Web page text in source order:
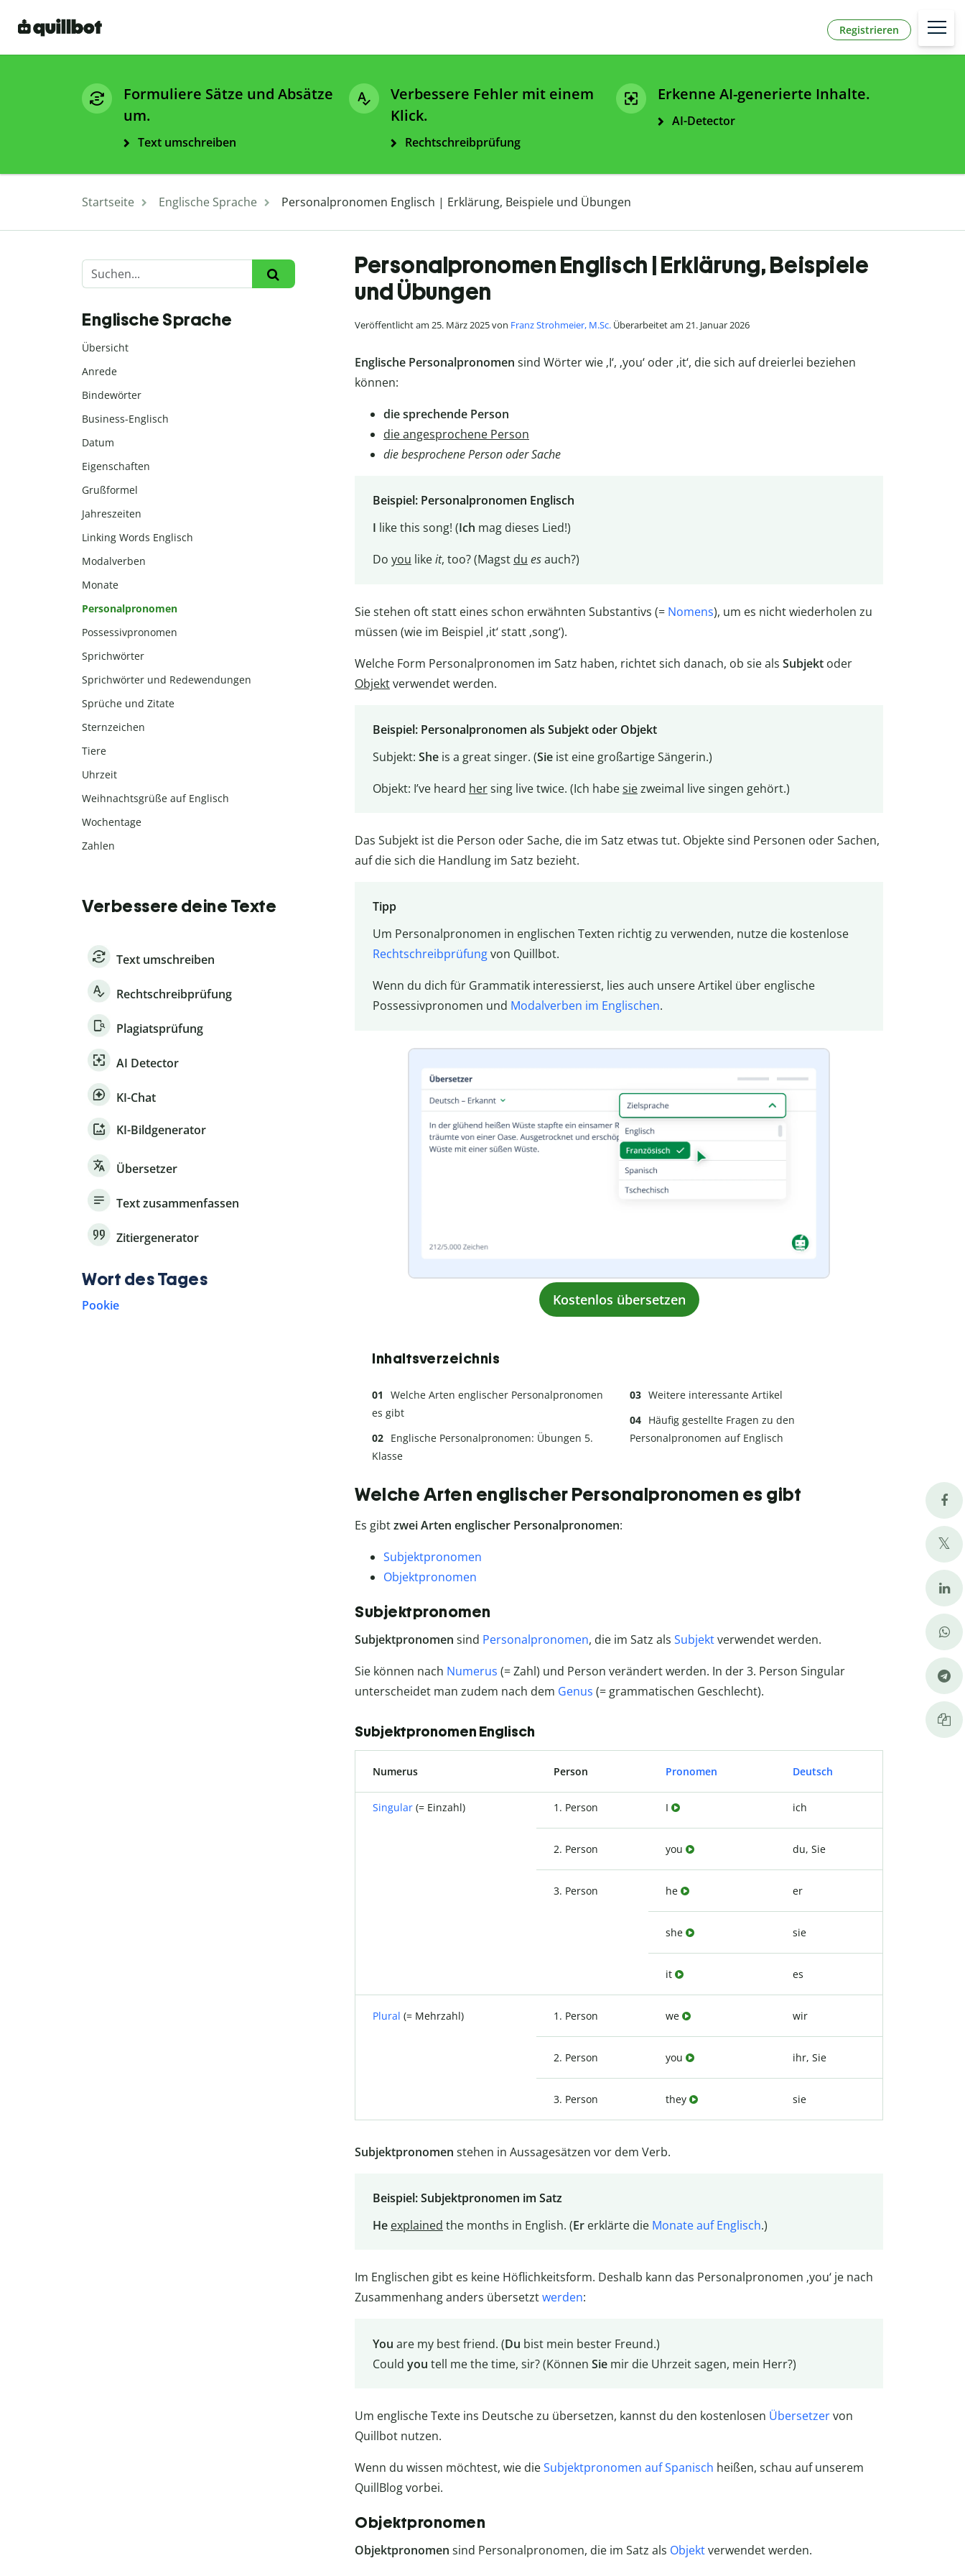
Registrieren
Formuliere Sätze und Absätze
um.
Text umschreiben
Verbessere Fehler mit einem
Klick.
Rechtschreibprüfung
Erkenne AI-generierte Inhalte.
AI-Detector
Startseite Englische Sprache Personalpronomen Englisch | Erklärung, Beispiele und Übungen
Personalpronomen Englisch | Erklärung, Beispiele
und Übungen
Veröffentlicht am 25. März 2025 von Franz Strohmeier, M.Sc. Überarbeitet am 21. Januar 2026
Englische Personalpronomen sind Wörter wie ‚I‘, ‚you‘ oder ‚it‘, die sich auf dreierlei beziehen
können:
die sprechende Person
die angesprochene Person
die besprochene Person oder Sache
Beispiel: Personalpronomen Englisch
I like this song! (Ich mag dieses Lied!)
Do you likeit, too? (Magst du esauch?)
Sie stehen oft statt eines schon erwähnten Substantivs (= Nomens), um es nicht wiederholen zu
müssen (wie im Beispiel ‚it‘ statt ‚song‘).
Welche Form Personalpronomen im Satz haben, richtet sich danach, ob sie als Subjekt oder
Objektverwendet werden.
Beispiel: Personalpronomen als Subjekt oder Objekt
Subjekt: Sheis a great singer. (Sieist eine großartige Sängerin.)
Objekt: I’ve heard hersing live twice. (Ich habesiezweimal live singen gehört.)
Das Subjekt ist die Person oder Sache, die im Satz etwas tut. Objekte sind Personen oder Sachen,
auf die sich die Handlung im Satz bezieht.
Tipp
Um Personalpronomen in englischen Texten richtig zu verwenden, nutze die kostenlose
Rechtschreibprüfungvon Quillbot.
Wenn du dich für Grammatik interessierst, lies auch unsere Artikel über englische
Possessivpronomen und Modalverben im Englischen.
Kostenlos übersetzen
Inhaltsverzeichnis
Welche Arten englischer Personalpronomen
es gibt
Englische Personalpronomen: Übungen 5.
Klasse
Weitere interessante Artikel
Häufig gestellte Fragen zu den
Personalpronomen auf Englisch
Welche Arten englischer Personalpronomen es gibt
Es gibtzwei Arten englischer Personalpronomen:
Subjektpronomen
Objektpronomen
Subjektpronomen
Subjektpronomen sind Personalpronomen, die im Satz als Subjektverwendet werden.
Sie können nach Numerus (= Zahl) und Person verändert werden. In der 3. Person Singular
unterscheidet man zudem nach dem Genus (= grammatischen Geschlecht).
Subjektpronomen Englisch
Numerus Person Pronomen Deutsch
Singular (= Einzahl) 1. Person I ich
2. Person you du, Sie
3. Person he er
she sie
it es
Plural (= Mehrzahl) 1. Person we wir
2. Person you ihr, Sie
3. Person they sie
Subjektpronomen stehen in Aussagesätzen vor dem Verb.
Beispiel: Subjektpronomen im Satz
He explained the months in English. (Ererklärte die Monate auf Englisch.)
Im Englischen gibt es keine Höflichkeitsform. Deshalb kann das Personalpronomen ‚you‘ je nach
Zusammenhang anders übersetztwerden:
You are my best friend. (Du bist mein bester Freund.)
Could you tell me the time, sir? (Können Siemir die Uhrzeit sagen, mein Herr?)
Um englische Texte ins Deutsche zu übersetzen, kannst du den kostenlosen Übersetzervon
Quillbot nutzen.
Wenn du wissen möchtest, wie dieSubjektpronomen auf Spanisch heißen, schau auf unserem
QuillBlog vorbei.
Objektpronomen
Objektpronomen sind Personalpronomen, die im Satz als Objektverwendet werden.
Englische Sprache
Übersicht
Anrede
Bindewörter
Business-Englisch
Datum
Eigenschaften
Grußformel
Jahreszeiten
Linking Words Englisch
Modalverben
Monate
Personalpronomen
Possessivpronomen
Sprichwörter
Sprichwörter und Redewendungen
Sprüche und Zitate
Sternzeichen
Tiere
Uhrzeit
Weihnachtsgrüße auf Englisch
Wochentage
Zahlen
Verbessere deine Texte
Text umschreiben
Rechtschreibprüfung
Plagiatsprüfung
AI Detector
KI-Chat
KI-Bildgenerator
Übersetzer
Text zusammenfassen
Zitiergenerator
Wort des Tages
Pookie